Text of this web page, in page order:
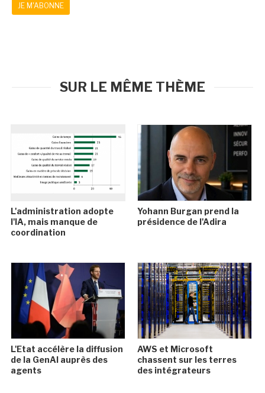
JE M'ABONNE
SUR LE MÊME THÈME
L'administration adopte
l'IA, mais manque de
coordination
Yohann Burgan prend la
présidence de l'Adira
L'Etat accélère la diffusion
de la GenAI auprès des
agents
AWS et Microsoft
chassent sur les terres
des intégrateurs